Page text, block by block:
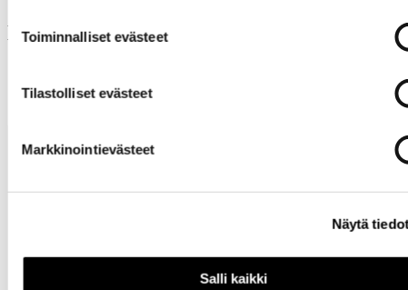
Toiminnalliset evästeet
Tilastolliset evästeet
Markkinointievästeet
Näytä
Salli kaikki
Muut ostivat myös